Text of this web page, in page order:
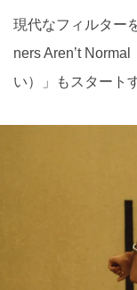
現代なフィルター
ners Aren’t
い）」もスタート